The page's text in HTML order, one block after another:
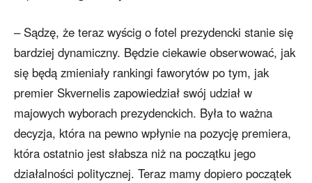
– Sądzę, że teraz wyścig o fotel prezydencki stanie się
bardziej dynamiczny. Będzie ciekawie obserwować, jak
się będą zmieniały rankingi faworytów po tym, jak
premier Skvernelis zapowiedział swój udział w
majowych wyborach prezydenckich. Była to ważna
decyzja, która na pewno wpłynie na pozycję premiera,
która ostatnio jest słabsza niż na początku jego
działalności politycznej. Teraz mamy dopiero początek